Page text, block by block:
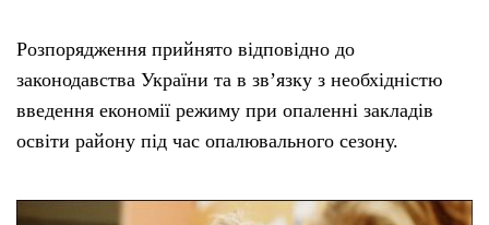
Розпорядження прийнято відповідно до
законодавства України та в зв’язку з необхідністю
введення економії режиму при опаленні закладів
освіти району під час опалювального сезону.